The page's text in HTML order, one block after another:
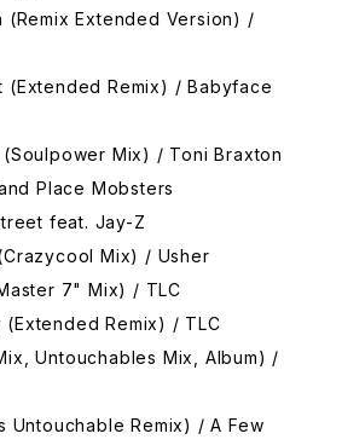
(Remix Extended Version) /
(Extended Remix) / Babyface
Mix) / Toni Braxton
Place Mobsters
feat. Jay-Z
Mix) / Usher
7" Mix) / TLC
(Extended Remix) / TLC
Untouchables Mix, Album) /
Untouchable Remix) / A Few